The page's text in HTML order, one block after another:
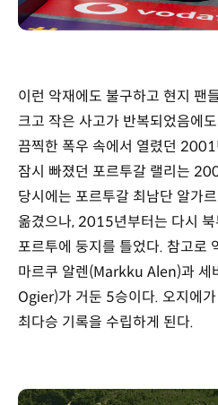
이런 악재에도 불구하고 현지 팬
크고 작은 사고가 반복되었음에
끔찍한 폭우 속에서 열렸던 2001
잠시 빠졌던 포르투갈 랠리는
당시에는 포르투갈 최남단 알가
옮겼으나, 2015년부터는 다시 북
포르투에 둥지를 틀었다. 참고로
마르쿠 알렌(Markku Alen)과 세
Ogier)가 거둔 5승이다. 오지에
최다승 기록을 수립하게 된다.